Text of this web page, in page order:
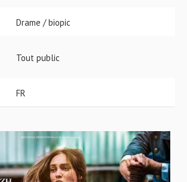
Drame / biopic
Tout public
FR